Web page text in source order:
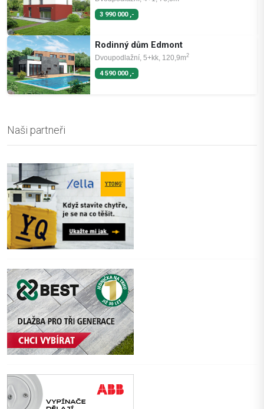
3 990 000 ,-
Rodinný dům Edmont
Dvoupodlažní, 5+kk, 120,9m2
4 590 000 ,-
Naši partneři